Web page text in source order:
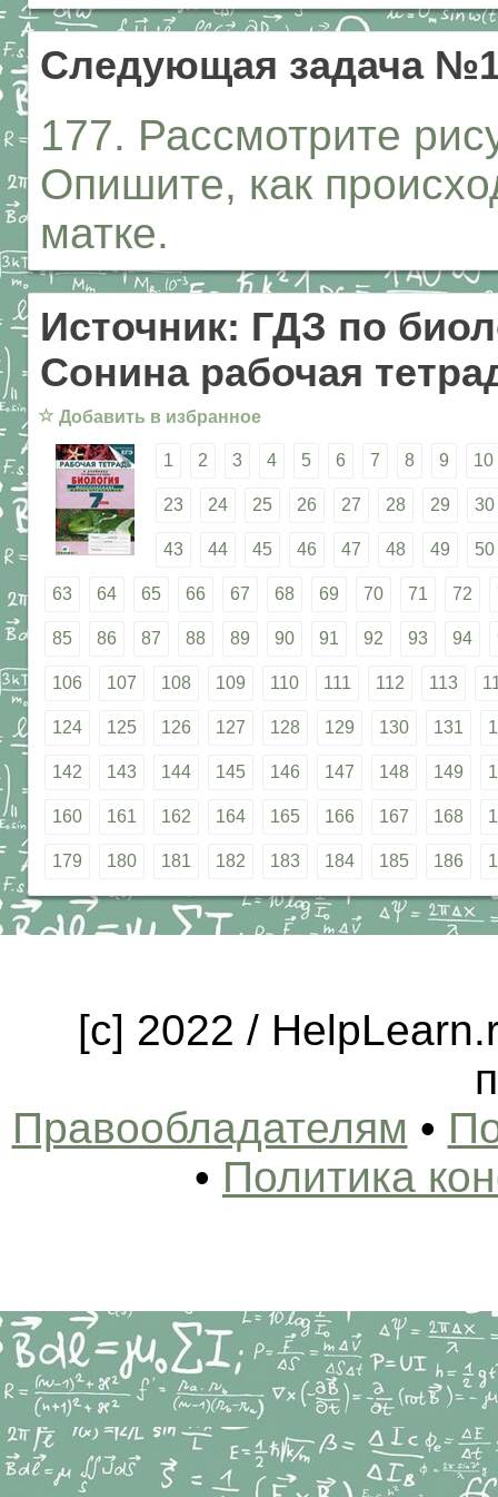
Следующая задача
177. Рассмотрите
Опишите, как
матке.
Источник: ГДЗ по
Сонина рабочая
☆ Добавить в избранное
1 2 3 4 5 6 7 8 9 10
23 24 25 26 27 28 29 30
43 44 45 46 47 48 49 50
63 64 65 66 67 68 69 70 71 72
85 86 87 88 89 90 91 92 93 94
106 107 108 109 110 111 112 113
124 125 126 127 128 129 130 131
142 143 144 145 146 147 148 149
160 161 162 164 165 166 167 168
179 180 181 182 183 184 185 186
[c] 2022 /
Правообладателям •
• Политика